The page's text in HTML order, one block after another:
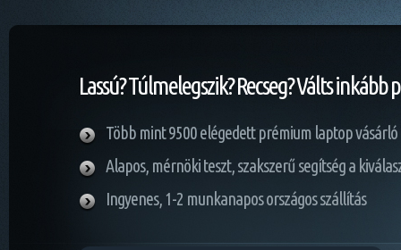
Lassú? Túlmelegszik? Recseg? Válts inkább
Több mint 9500 elégedett prémium laptop vásárló
Alapos, mérnöki teszt, szakszerű segítség a
Ingyenes, 1-2 munkanapos országos szállítás